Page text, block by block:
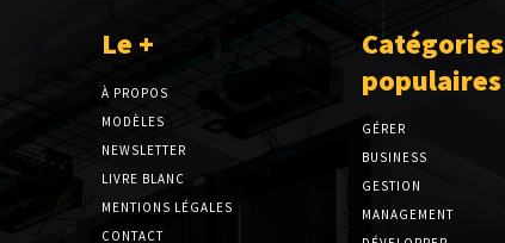
Le +
À PROPOS
MODÈLES
NEWSLETTER
LIVRE BLANC
MENTIONS LÉGALES
CONTACT
Catégories
populaires
GÉRER
BUSINESS
GESTION
MANAGEMENT